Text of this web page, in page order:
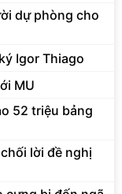
dự phòng cho
Igor Thiago
MU
52 triệu bảng
lời đề nghị